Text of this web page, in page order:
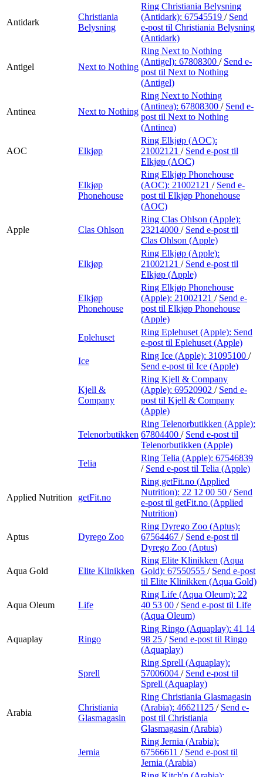
Antidark
Christiania
Belysning
Ring Christiania Belysning
(Antidark): 67545519 / Send
e-post til Christiania Belysning
(Antidark)
Antigel Next to Nothing
Ring Next to Nothing
(Antigel): 67808300 / Send e-
post til Next to Nothing
(Antigel)
Antinea Next to Nothing
Ring Next to Nothing
(Antinea): 67808300 / Send e-
post til Next to Nothing
(Antinea)
AOC Elkjøp
Ring Elkjøp (AOC):
21002121 / Send e-post til
Elkjøp (AOC)
Elkjøp
Phonehouse
Ring Elkjøp Phonehouse
(AOC): 21002121 / Send e-
post til Elkjøp Phonehouse
(AOC)
Apple Clas Ohlson
Ring Clas Ohlson (Apple):
23214000 / Send e-post til
Clas Ohlson (Apple)
Elkjøp
Ring Elkjøp (Apple):
21002121 / Send e-post til
Elkjøp (Apple)
Elkjøp
Phonehouse
Ring Elkjøp Phonehouse
(Apple): 21002121 / Send e-
post til Elkjøp Phonehouse
(Apple)
Eplehuset
Ring Eplehuset (Apple): Send
e-post til Eplehuset (Apple)
Ice
Ring Ice (Apple): 31095100 /
Send e-post til Ice (Apple)
Kjell &
Company
Ring Kjell & Company
(Apple): 69520902 / Send e-
post til Kjell & Company
(Apple)
Telenorbutikken
Ring Telenorbutikken (Apple):
67804400 / Send e-post til
Telenorbutikken (Apple)
Telia
Ring Telia (Apple): 67546839
/ Send e-post til Telia (Apple)
Applied Nutrition getFit.no
Ring getFit.no (Applied
Nutrition): 22 12 00 50 / Send
e-post til getFit.no (Applied
Nutrition)
Aptus Dyrego Zoo
Ring Dyrego Zoo (Aptus):
67564467 / Send e-post til
Dyrego Zoo (Aptus)
Aqua Gold Elite Klinikken
Ring Elite Klinikken (Aqua
Gold): 67550555 / Send e-post
til Elite Klinikken (Aqua Gold)
Aqua Oleum Life
Ring Life (Aqua Oleum): 22
40 53 00 / Send e-post til Life
(Aqua Oleum)
Aquaplay Ringo
Ring Ringo (Aquaplay): 41 14
98 25 / Send e-post til Ringo
(Aquaplay)
Sprell
Ring Sprell (Aquaplay):
57006004 / Send e-post til
Sprell (Aquaplay)
Arabia
Christiania
Glasmagasin
Ring Christiania Glasmagasin
(Arabia): 46621125 / Send e-
post til Christiania
Glasmagasin (Arabia)
Jernia
Ring Jernia (Arabia):
67566611 / Send e-post til
Jernia (Arabia)